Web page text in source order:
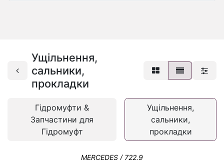
Ущільнення,
сальники,
прокладки
Гідромуфти &
Запчастини для
Гідромуфт
Ущільнення,
сальники,
прокладки
MERCEDES / 722.9